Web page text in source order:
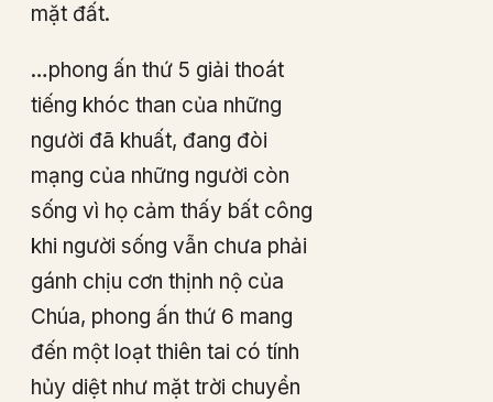
mặt đất.
…phong ấn thứ 5 giải thoát
tiếng khóc than của những
người đã khuất, đang đòi
mạng của những người còn
sống vì họ cảm thấy bất công
khi người sống vẫn chưa phải
gánh chịu cơn thịnh nộ của
Chúa, phong ấn thứ 6 mang
đến một loạt thiên tai có tính
hủy diệt như mặt trời chuyển